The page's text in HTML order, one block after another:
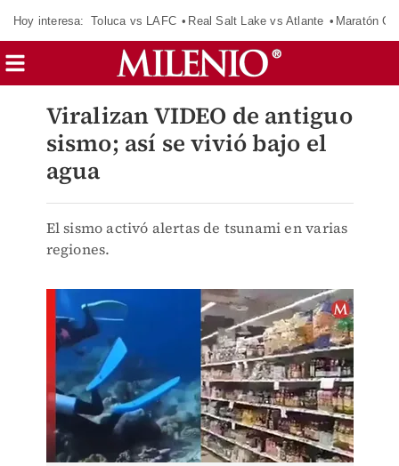
Hoy interesa: Toluca vs LAFC Real Salt Lake vs Atlante Maratón
Viralizan VIDEO de antiguo
sismo; así se vivió bajo el
agua
El sismo activó alertas de tsunami en varias
regiones.